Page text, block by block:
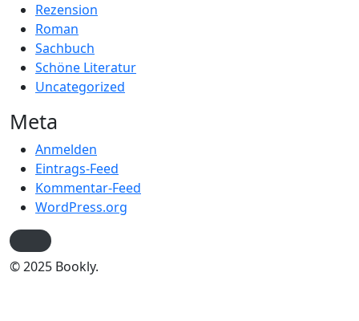
Rezension
Roman
Sachbuch
Schöne Literatur
Uncategorized
Meta
Anmelden
Eintrags-Feed
Kommentar-Feed
WordPress.org
© 2025 Bookly.